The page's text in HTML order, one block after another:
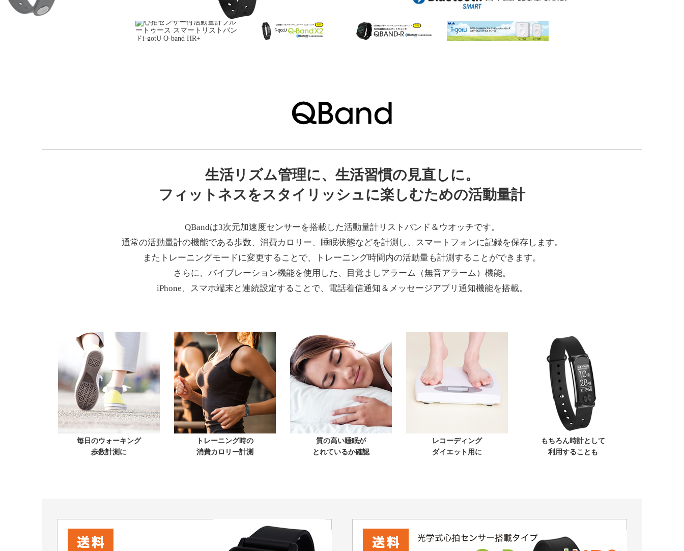
生活リズム管理に、生活習慣の見直しに。
フィットネスをスタイリッシュに楽しむための活動量計
QBandは3次元加速度センサーを搭載した活動量計リストバンド＆ウオッチです。
通常の活動量計の機能である歩数、消費カロリー、睡眠状態などを計測し、スマートフォンに記録を保存します。
またトレーニングモードに変更することで、トレーニング時間内の活動量も計測することができます。
さらに、バイブレーション機能を使用した、目覚ましアラーム（無音アラーム）機能。
iPhone、スマホ端末と連続設定することで、電話着信通知＆メッセージアプリ通知機能を搭載。
毎日のウォーキング
歩数計測に
トレーニング時の
消費カロリー計測
質の高い睡眠が
とれているか確認
レコーディング
ダイエット用に
もちろん時計として
利用することも